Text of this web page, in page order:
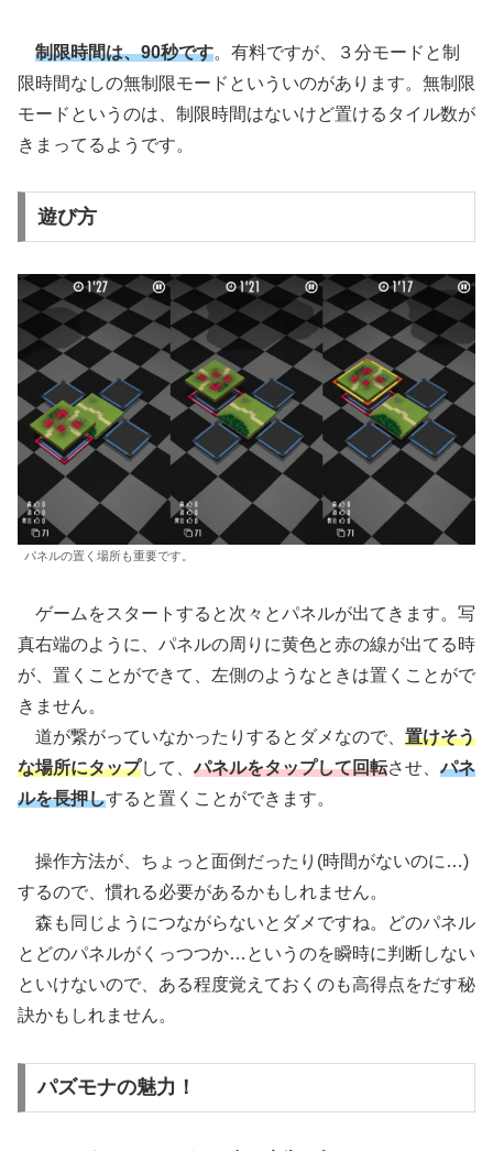
制限時間は、90秒です。有料ですが、３分モードと制
限時間なしの無制限モードといういのがあります。無制限
モードというのは、制限時間はないけど置けるタイル数が
きまってるようです。
遊び方
パネルの置く場所も重要です。
ゲームをスタートすると次々とパネルが出てきます。写
真右端のように、パネルの周りに黄色と赤の線が出てる時
が、置くことができて、左側のようなときは置くことがで
きません。
道が繋がっていなかったりするとダメなので、 置けそう
な場所にタップして、パネルをタップして回転させ、パネ
ルを長押しすると置くことができます。
操作方法が、ちょっと面倒だったり(時間がないのに…)
するので、慣れる必要があるかもしれません。
森も同じようにつながらないとダメですね。どのパネル
とどのパネルがくっつつか…というのを瞬時に判断しない
といけないので、ある程度覚えておくのも高得点をだす秘
訣かもしれません。
パズモナの魅力！